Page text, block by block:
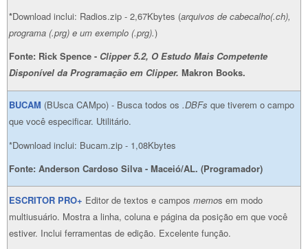
*Download inclui: Radios.zip - 2,67Kbytes (arquivos de cabecalho(.ch),
programa (.prg) e um exemplo (.prg).)
Fonte: Rick Spence - Clipper 5.2, O Estudo Mais Competente
Disponível da Programação em Clipper. Makron Books.
BUCAM (BUsca CAMpo) - Busca todos os .DBFs que tiverem o campo
que você especificar. Utilitário.
*Download inclui: Bucam.zip - 1,08Kbytes
Fonte: Anderson Cardoso Silva - Maceió/AL. (Programador)
ESCRITOR PRO+ Editor de textos e campos memos em modo
multiusuário. Mostra a linha, coluna e página da posição em que você
estiver. Inclui ferramentas de edição. Excelente função.